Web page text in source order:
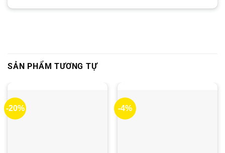
SẢN PHẨM TƯƠNG TỰ
-20% -4%